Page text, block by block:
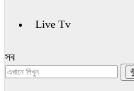
Live Tv
সব